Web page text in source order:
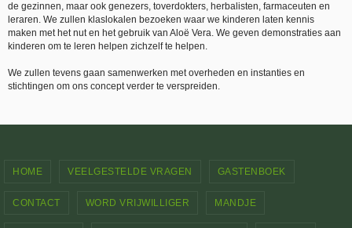
de gezinnen, maar ook genezers, toverdokters, herbalisten, farmaceuten en
leraren. We zullen klaslokalen bezoeken waar we kinderen laten kennis
maken met het nut en het gebruik van Aloë Vera. We geven demonstraties aan
kinderen om te leren helpen zichzelf te helpen.
We zullen tevens gaan samenwerken met overheden en instanties en
stichtingen om ons concept verder te verspreiden.
HOME VEELGESTELDE VRAGEN GASTENBOEK
CONTACT WORD VRIJWILLIGER MANDJE